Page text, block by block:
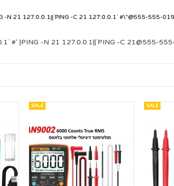
555-555-
-N 21 127.0.0.1||`PING -C 21 127.0.0.1` #\"
555-555-
#' |PING -N 21 127.0.0.1||`PING -C 21
SALE
SALE